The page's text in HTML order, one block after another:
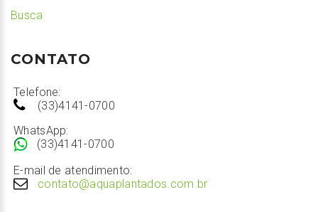
Busca
CONTATO
Telefone:
(33)4141-0700
WhatsApp:
(33)4141-0700
E-mail de atendimento:
contato@aquaplantados.com.br